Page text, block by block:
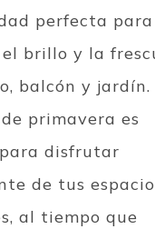
perfecta para
brillo y la
balcón y jardín.
primavera es
disfrutar
de tus
al tiempo que